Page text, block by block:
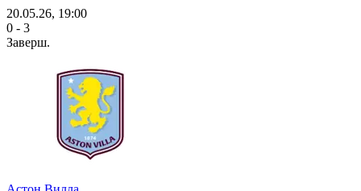
20.05.26, 19:00
0 - 3
Заверш.